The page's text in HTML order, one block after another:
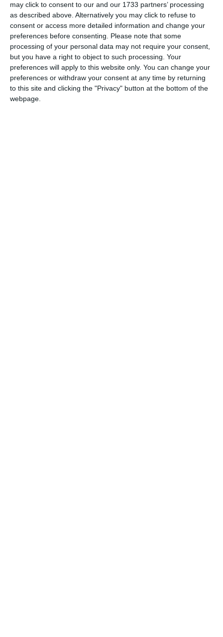
may click to consent to our and our 1733 partners’ processing
as described above. Alternatively you may click to refuse to
consent or access more detailed information and change your
preferences before consenting.
Please note that some
processing of your personal data may not require your consent,
but you have a right to object to such processing. Your
preferences will apply to this website only. You can change your
preferences or withdraw your consent at any time by returning
to this site and clicking the "Privacy" button at the bottom of the
webpage.